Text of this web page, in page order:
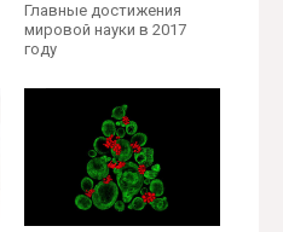
Главные достижения
мировой науки в 2017
году